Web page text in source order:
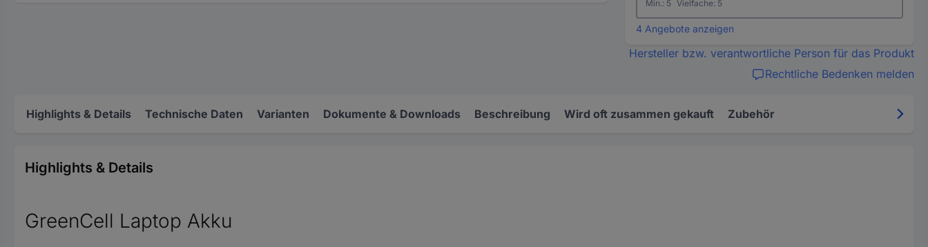
Min.: 5 Vielfache: 5
4 Angebote anzeigen
Hersteller bzw. verantwortliche Person für das Produkt
Rechtliche Bedenken melden
Highlights & Details Technische Daten Varianten Dokumente & Downloads Beschreibung Wird oft zusammen gekauft Zubehör
Highlights & Details
GreenCell Laptop Akku